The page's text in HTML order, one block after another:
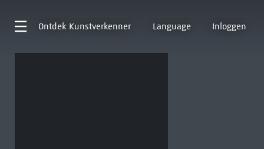
Ontdek Kunstverkenner Language Inloggen